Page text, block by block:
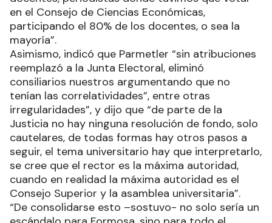
en el Consejo de Ciencias Económicas,
participando el 80% de los docentes, o sea la
mayoría”.
Asimismo, indicó que Parmetler “sin atribuciones
reemplazó a la Junta Electoral, eliminó
consiliarios nuestros argumentando que no
tenían las correlatividades”, entre otras
irregularidades”, y dijo que “de parte de la
Justicia no hay ninguna resolución de fondo, solo
cautelares, de todas formas hay otros pasos a
seguir, el tema universitario hay que interpretarlo,
se cree que el rector es la máxima autoridad,
cuando en realidad la máxima autoridad es el
Consejo Superior y la asamblea universitaria”.
“De consolidarse esto –sostuvo- no solo sería un